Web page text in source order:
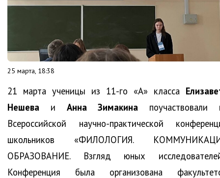
25 марта, 18:38
21 марта ученицы из 11-го «А» класса
Нешева и Анна Зимакина поучаствовали
Всероссийской научно-практической
школьников «ФИЛОЛОГИЯ.
ОБРАЗОВАНИЕ. Взгляд юных
Конференция была организована